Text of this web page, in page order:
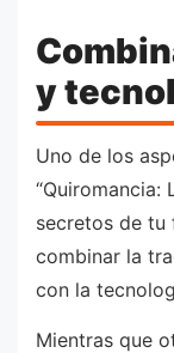
y
Uno de los
“Quiromancia:
secretos de tu
combinar la
con la
Mientras que